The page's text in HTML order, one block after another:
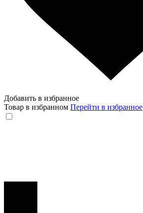
Добавить в избранное
Товар в избранном Перейти в избранное